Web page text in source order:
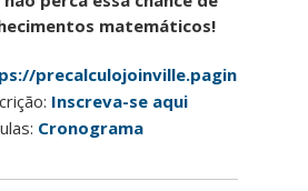
matemáticos!
Inscreva-se aqui
Cronograma